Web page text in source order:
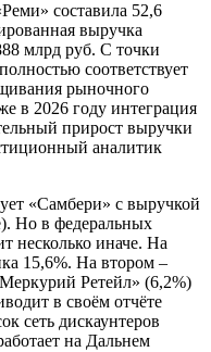
составила 52,6
выручка
млрд руб. С точки
соответствует
рыночного
в 2026 году интеграция
прирост выручки
аналитик
«Самбери» с выручкой
Но в федеральных
несколько иначе. На
15,6%. На втором –
Ретейл» (6,2%)
в своём отчёте
сеть дискаунтеров
на Дальнем